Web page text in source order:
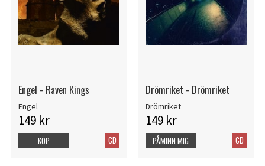
Engel - Raven Kings
Engel
149 kr
CD
KÖP
Drömriket - Drömriket
Drömriket
149 kr
CD
PÅMINN MIG